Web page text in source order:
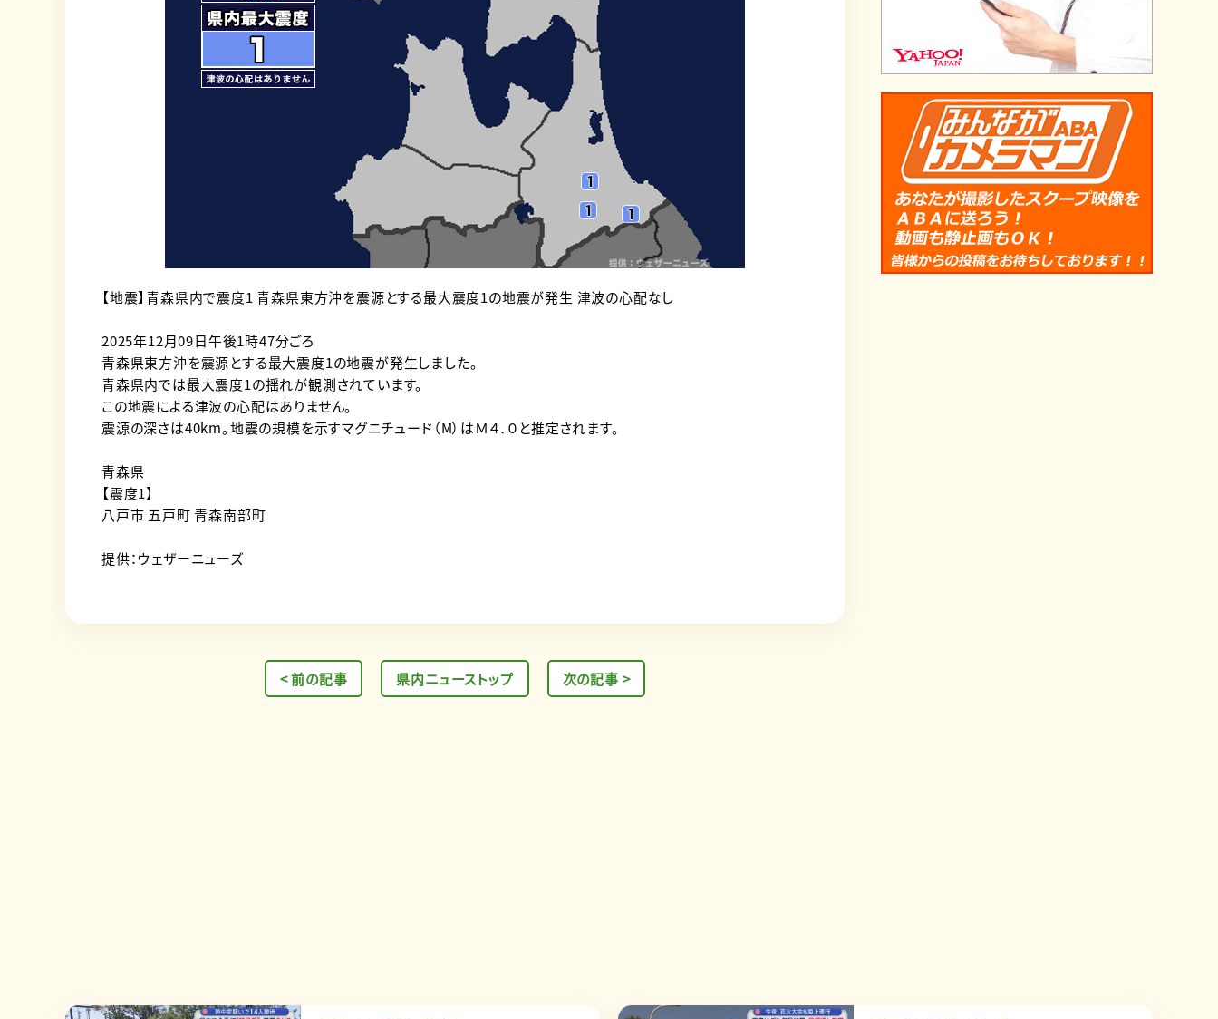
【地震】青森県内で震度1 青森県東方沖を震源とする最大震度1の地震が発生 津波の心配なし
2025年12月09日午後1時47分ごろ
青森県東方沖を震源とする最大震度1の地震が発生しました。
青森県内では最大震度1の揺れが観測されています。
この地震による津波の心配はありません。
震源の深さは40km。地震の規模を示すマグニチュード（M）はＭ４．０と推定されます。
青森県
【震度1】
八戸市 五戸町 青森南部町
提供：ウェザーニューズ
< 前の記事 県内ニューストップ 次の記事 >